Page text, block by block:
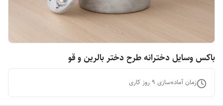
باکس وسایل دخترانه طرح دختر بالرین و قو
زمان آماده‌سازی 9 روز کاری